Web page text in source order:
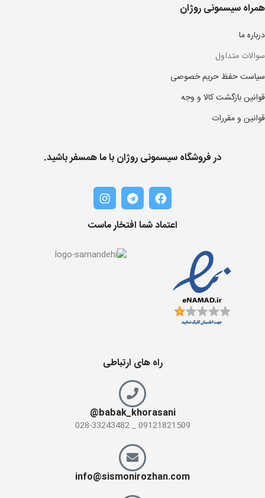
همراه سیسمونی روژان
درباره ما
سوالات متداول
سیاست حفظ حریم خصوصی
قوانین بازگشت کالا و وجه
قوانین و مقررات
در فروشگاه سیسمونی روژان با ما همسفر باشید.
اعتماد شما افتخار ماست
راه های ارتباطی
babak_khorasani@
09121821509 _ 028-33243482
info@sismonirozhan.com